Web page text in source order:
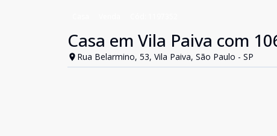
Casa em Vila Paiva com
Rua Belarmino, 53, Vila Paiva, São Paulo - SP